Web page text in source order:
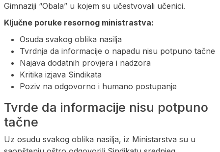
Gimnaziji “Obala” u kojem su učestvovali učenici.
Ključne poruke resornog ministrastva:
Osuda svakog oblika nasilja
Tvrdnja da informacije o napadu nisu potpuno tačne
Najava dodatnih provjera i nadzora
Kritika izjava Sindikata
Poziv na odgovorno i humano postupanje
Tvrde da informacije nisu potpuno
tačne
Uz osudu svakog oblika nasilja, iz Ministarstva su u